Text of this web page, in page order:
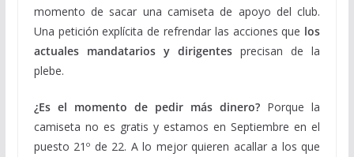
momento de sacar una camiseta de apoyo del club.
Una petición explícita de refrendar las acciones que los
actuales mandatarios y dirigentes precisan de la
plebe.
¿Es el momento de pedir más dinero? Porque la
camiseta no es gratis y estamos en Septiembre en el
puesto 21º de 22. A lo mejor quieren acallar a los que